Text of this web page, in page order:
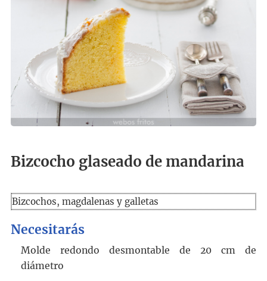
Bizcocho glaseado de mandarina
Bizcochos, magdalenas y galletas
Necesitarás
Molde redondo desmontable de 20 cm de
diámetro